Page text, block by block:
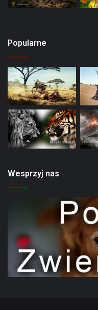
Popularne
Wesprzyj nas